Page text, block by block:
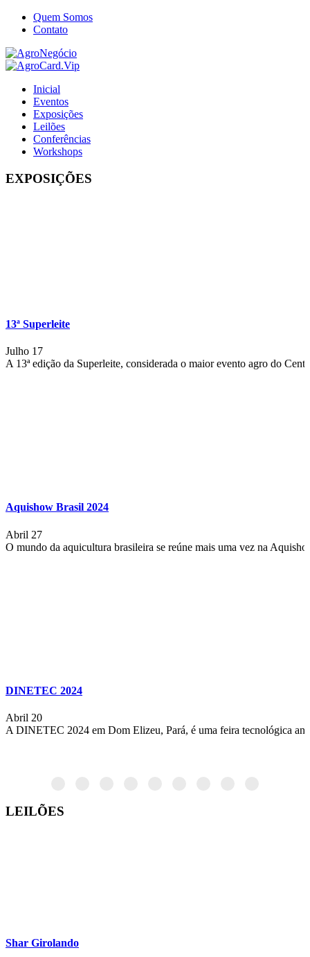
Quem Somos
Contato
Inicial
Eventos
Exposições
Leilões
Conferências
Workshops
EXPOSIÇÕES
13ª Superleite
Julho 17
A 13ª edição da Superleite, considerada o maior evento agro do
Aquishow Brasil 2024
Abril 27
O mundo da aquicultura brasileira se reúne mais uma vez na
DINETEC 2024
Abril 20
A DINETEC 2024 em Dom Elizeu, Pará, é uma feira tecnológica
LEILÕES
Shar Girolando